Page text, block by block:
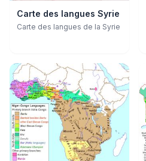
Carte des langues Syrie
Carte des langues de la Syrie